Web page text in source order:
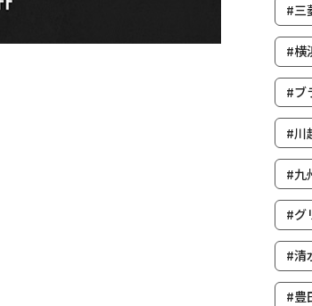
#三
#横
#ブ
#川
#九
#グ
#清
#豊